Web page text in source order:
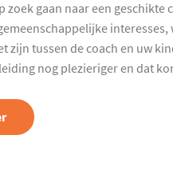
zoek gaan naar een geschikte
interesses,
zijn tussen de coach en uw
nog plezieriger en dat